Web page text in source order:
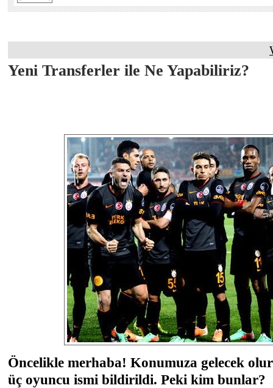
Yeni Transferler ile Ne Yapabiliriz?
Öncelikle merhaba! Konumuza gelecek
üç oyuncu ismi bildirildi. Peki kim bunlar?